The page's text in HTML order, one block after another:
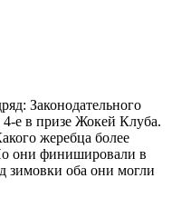
Законодательного
е в призе Жокей Клуба.
жеребца более
они финишировали в
зимовки оба они могли